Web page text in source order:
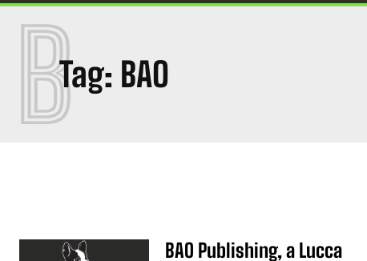
Tag: BAO
B
BAO Publishing, a Lucca